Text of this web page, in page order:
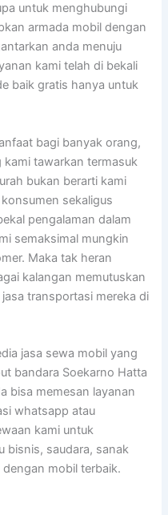
untuk menghubungi
armada mobil dengan
anda menuju
kami telah di bekali
baik gratis hanya untuk
bagi banyak orang,
tawarkan termasuk
bukan berarti kami
sekaligus
pengalaman dalam
semaksimal mungkin
Maka tak heran
kalangan memutuskan
transportasi mereka di
jasa sewa mobil yang
bandara Soekarno Hatta
bisa memesan layanan
whatsapp atau
kami untuk
bisnis, saudara, sanak
mobil terbaik.